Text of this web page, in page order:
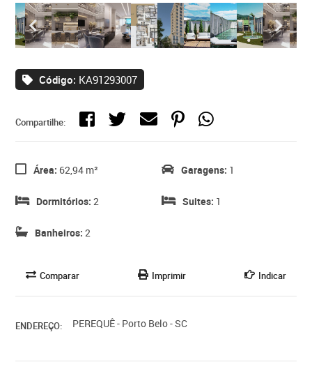
Código: KA91293007
Compartilhe:
Área: 62,94 m²
Dormitórios: 2
Banheiros: 2
Garagens: 1
Suites: 1
Comparar Imprimir Indicar
ENDEREÇO: PEREQUÊ - Porto Belo - SC